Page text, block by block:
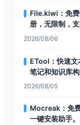
File.kiwi：免
册，无限制，
有Web文件夹功
2026/08/06
ETool：快速文
笔记和知识库
2026/08/05
Mocreak：免
一键安装助手